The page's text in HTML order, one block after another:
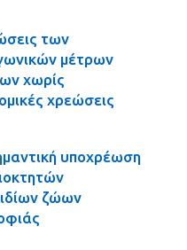
των
μέτρων
χωρίς
χρεώσεις
υποχρέωση
ζώων